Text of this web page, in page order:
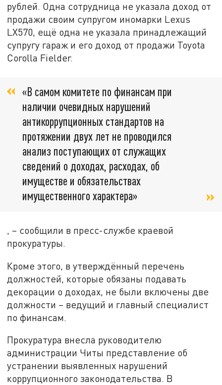
рублей. Одна сотрудница не указала доход от
продажи своим супругом иномарки Lexus
LX570, ещё одна не указала принадлежащий
супругу гараж и его доход от продажи Toyota
Corolla Fielder.
«В самом комитете по финансам при
наличии очевидных нарушений
антикоррупционных стандартов на
протяжении двух лет не проводился
анализ поступающих от служащих
сведений о доходах, расходах, об
имуществе и обязательствах
имущественного характера»
, – сообщили в пресс-службе краевой
прокуратуры.
Кроме этого, в утверждённый перечень
должностей, которые обязаны подавать
декорации о доходах, не были включены две
должности – ведущий и главный специалист
по финансам.
Прокуратура внесла руководителю
администрации Читы представление об
устранении выявленных нарушений
коррупционного законодательства. В